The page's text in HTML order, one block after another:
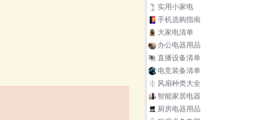
实用小家电
手机选购指南
大家电清单
办公电器用品
直播设备清单
电竞装备清单
风扇种类大全
智能家居电器
厨房电器用品